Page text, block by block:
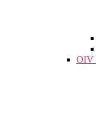
OIV